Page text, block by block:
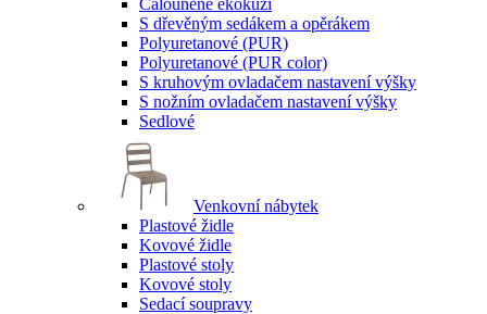
Čalouněné ekokůží
S dřevěným sedákem a opěrákem
Polyuretanové (PUR)
Polyuretanové (PUR color)
S kruhovým ovladačem nastavení výšky
S nožním ovladačem nastavení výšky
Sedlové
Venkovní nábytek
Plastové židle
Kovové židle
Plastové stoly
Kovové stoly
Sedací soupravy